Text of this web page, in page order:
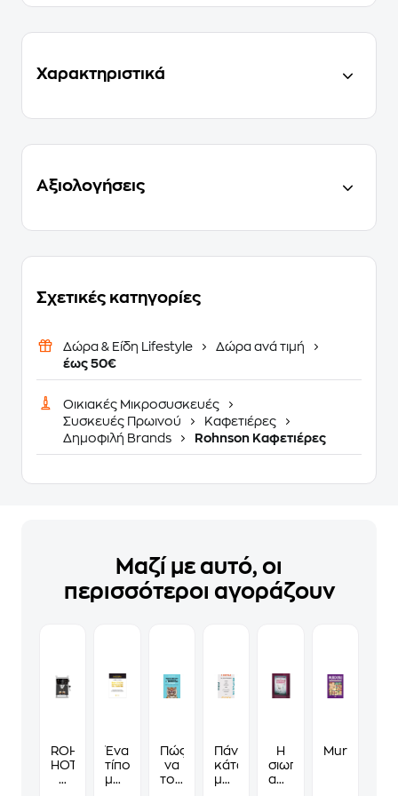
Χαρακτηριστικά
Αξιολογήσεις
Σχετικές κατηγορίες
Δώρα & Είδη Lifestyle
Δώρα ανά τιμή
έως 50€
Οικιακές Μικροσυσκευές
Συσκευές Πρωινού
Καφετιέρες
Δημοφιλή Brands
Rohnson Καφετιέρες
Μαζί με αυτό, οι
περισσότεροι αγοράζουν
ROHNSON
HOT
Ένα
τίποτα
μπορεί
Πώς
να
τους
Πάνω,
κάτω,
μπροστά,
Η
σιωπηλή
ασθενής
Murdoku